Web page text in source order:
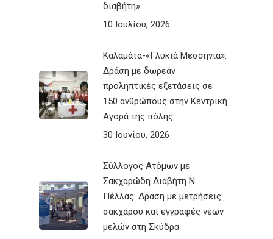
διαβήτη»
10 Ιουλίου, 2026
Καλαμάτα-«Γλυκιά Μεσσηνία»:
Δράση με δωρεάν
προληπτικές εξετάσεις σε
150 ανθρώπους στην Κεντρική
Αγορά της πόλης
30 Ιουνίου, 2026
Σύλλογος Ατόμων με
Σακχαρώδη Διαβήτη Ν.
Πέλλας: Δράση με μετρήσεις
σακχάρου και εγγραφές νέων
μελών στη Σκύδρα